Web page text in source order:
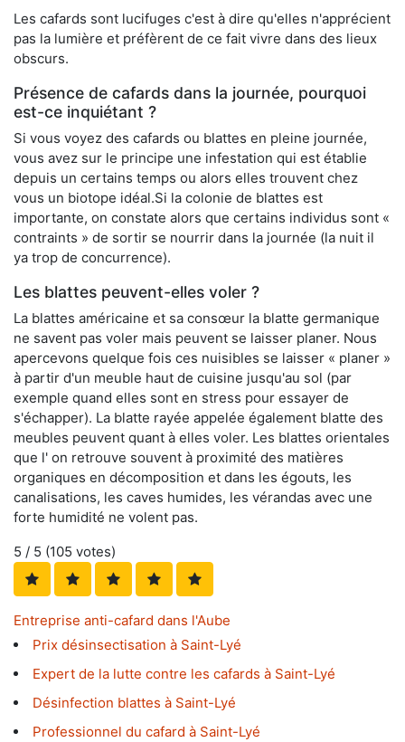
Les cafards sont lucifuges c'est à dire qu'elles n'apprécient
pas la lumière et préfèrent de ce fait vivre dans des lieux
obscurs.
Présence de cafards dans la journée, pourquoi
est-ce inquiétant ?
Si vous voyez des cafards ou blattes en pleine journée,
vous avez sur le principe une infestation qui est établie
depuis un certains temps ou alors elles trouvent chez
vous un biotope idéal.Si la colonie de blattes est
importante, on constate alors que certains individus sont «
contraints » de sortir se nourrir dans la journée (la nuit il
ya trop de concurrence).
Les blattes peuvent-elles voler ?
La blattes américaine et sa consœur la blatte germanique
ne savent pas voler mais peuvent se laisser planer. Nous
apercevons quelque fois ces nuisibles se laisser « planer »
à partir d'un meuble haut de cuisine jusqu'au sol (par
exemple quand elles sont en stress pour essayer de
s'échapper). La blatte rayée appelée également blatte des
meubles peuvent quant à elles voler. Les blattes orientales
que l' on retrouve souvent à proximité des matières
organiques en décomposition et dans les égouts, les
canalisations, les caves humides, les vérandas avec une
forte humidité ne volent pas.
5 / 5 (105 votes)
Entreprise anti-cafard dans l'Aube
Prix désinsectisation à Saint-Lyé
Expert de la lutte contre les cafards à Saint-Lyé
Désinfection blattes à Saint-Lyé
Professionnel du cafard à Saint-Lyé